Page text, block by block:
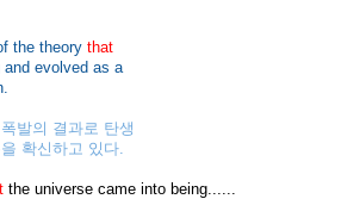
the theory that
evolved as a
발의 결과로 탄생
확신하고 있다.
the universe came into being......